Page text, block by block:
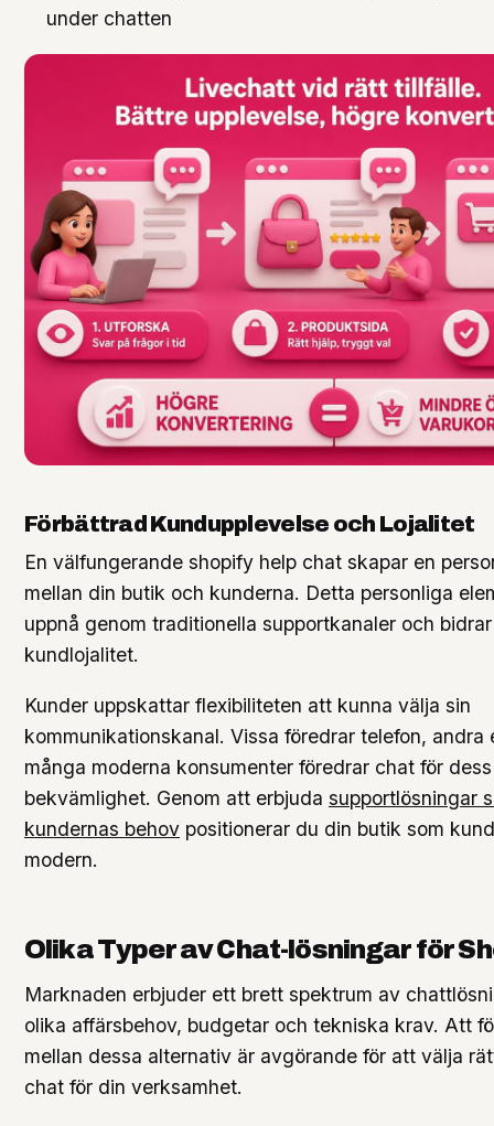
under chatten
Förbättrad Kundupplevelse och Lojalitet
En välfungerande shopify help chat skapar en
mellan din butik och kunderna. Detta personliga
uppnå genom traditionella supportkanaler och
kundlojalitet.
Kunder uppskattar flexibiliteten att kunna välja sin
kommunikationskanal. Vissa föredrar telefon, andra
många moderna konsumenter föredrar chat för
bekvämlighet. Genom att erbjuda supportlösningar
kundernas behov positionerar du din butik som
modern.
Olika Typer av Chat-lösningar för
Marknaden erbjuder ett brett spektrum av
olika affärsbehov, budgetar och tekniska krav. Att
mellan dessa alternativ är avgörande för att välja
chat för din verksamhet.